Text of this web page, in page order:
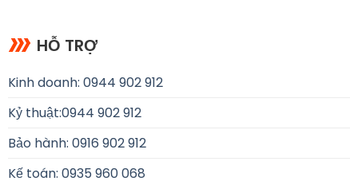
HỖ TRỢ
Kinh doanh: 0944 902 912
Kỷ thuật:0944 902 912
Bảo hành: 0916 902 912
Kế toán: 0935 960 068